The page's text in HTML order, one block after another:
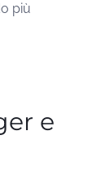
più
e